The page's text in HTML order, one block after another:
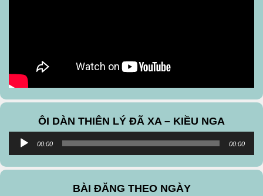
ÔI DÀN THIÊN LÝ ĐÃ XA – KIỀU NGA
Audio
00:00 00:00
BÀI ĐĂNG THEO NGÀY